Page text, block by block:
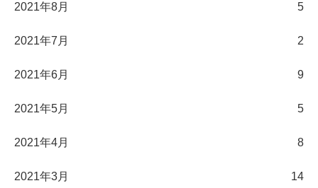
2021年8月 5
2021年7月 2
2021年6月 9
2021年5月 5
2021年4月 8
2021年3月 14